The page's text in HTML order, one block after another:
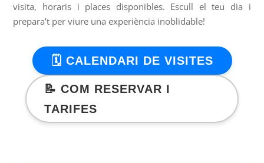
visita, horaris i places disponibles. Escull el teu dia i
prepara’t per viure una experiència inoblidable!
🗓️ CALENDARI DE VISITES
📝 COM RESERVAR I
TARIFES